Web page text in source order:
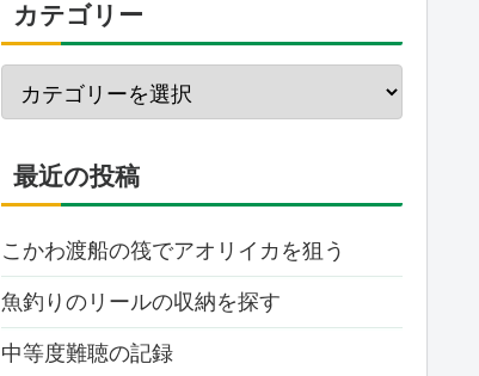
カテゴリー
最近の投稿
こかわ渡船の筏でアオリイカを狙う
魚釣りのリールの収納を探す
中等度難聴の記録